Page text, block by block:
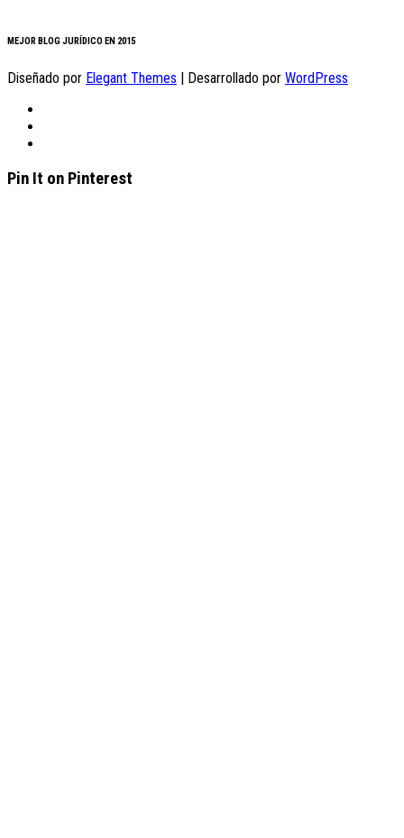
MEJOR BLOG JURÍDICO EN 2015
Diseñado por Elegant Themes | Desarrollado por WordPress
Pin It on Pinterest